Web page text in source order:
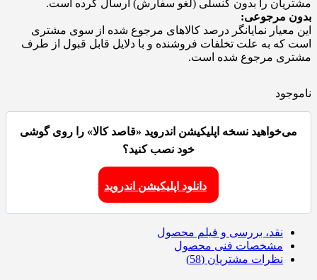
مشتریان را بدون کنسلی (لغو سفارش) ارسال کرده است.
بدون مرجوعی:
این معیار نمایانگر درصد کالاهای مرجوع شده از سوی مشتری
است که به علت تخلفات فروشنده و با دلایل قابل قبول از طرف
مشتری مرجوع شده است.
ناموجود
می‌خواهید نسخه اپلیکیشن اندروید «قاصد کالا» را روی گوشی
خود نصب کنید؟
دانلود اپلیکیشن اندروید
نقد، بررسی و فیلم محصول
مشخصات فنی محصول
نظرات مشتریان (58)